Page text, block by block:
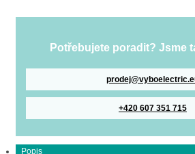
Potřebujete poradit? Jsme
+420 607 351 715
Popis